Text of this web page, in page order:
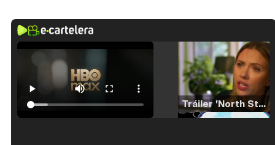
Tráiler 'North Star' (2023)